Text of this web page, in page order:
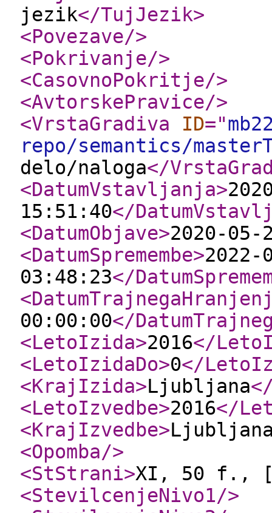
jezik</TujJezik>
<Povezave/>
<Pokrivanje/>
<CasovnoPokritje/>
<AvtorskePravice/>
<VrstaGradiva
ID="
repo/semantics/
delo/naloga</
<DatumVstavljanja>
15:51:40</
<DatumObjave>2020-05-
<DatumSpremembe>2022-
03:48:23</
00:00:00</
<LetoIzida>2016</
<LetoIzidaDo>0</
<KrajIzida>Ljubljana
<LetoIzvedbe>2016</
<KrajIzvedbe>
<Opomba/>
<StStrani>XI, 50 f.,
<StevilcenjeNivo1/>